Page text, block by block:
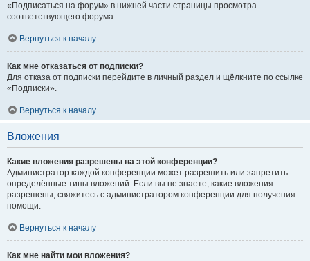
«Подписаться на форум» в нижней части страницы просмотра
соответствующего форума.
Вернуться к началу
Как мне отказаться от подписки?
Для отказа от подписки перейдите в личный раздел и щёлкните по ссылке
«Подписки».
Вернуться к началу
Вложения
Какие вложения разрешены на этой конференции?
Администратор каждой конференции может разрешить или запретить
определённые типы вложений. Если вы не знаете, какие вложения
разрешены, свяжитесь с администратором конференции для получения
помощи.
Вернуться к началу
Как мне найти мои вложения?